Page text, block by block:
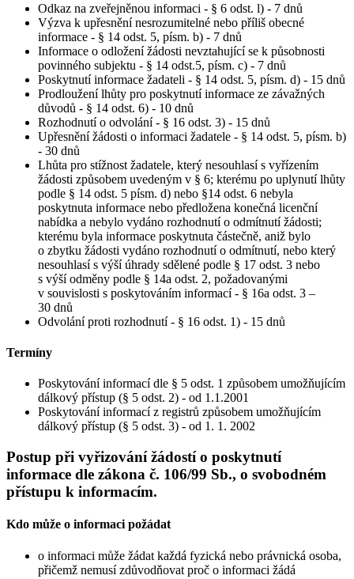
Odkaz na zveřejněnou informaci - § 6 odst. l) - 7 dnů
Výzva k upřesnění nesrozumitelné nebo příliš obecné
informace - § 14 odst. 5, písm. b) - 7 dnů
Informace o odložení žádosti nevztahující se k působnosti
povinného subjektu - § 14 odst.5, písm. c) - 7 dnů
Poskytnutí informace žadateli - § 14 odst. 5, písm. d) - 15 dnů
Prodloužení lhůty pro poskytnutí informace ze závažných
důvodů - § 14 odst. 6) - 10 dnů
Rozhodnutí o odvolání - § 16 odst. 3) - 15 dnů
Upřesnění žádosti o informaci žadatele - § 14 odst. 5, písm. b)
- 30 dnů
Lhůta pro stížnost žadatele, který nesouhlasí s vyřízením
žádosti způsobem uvedeným v § 6; kterému po uplynutí lhůty
podle § 14 odst. 5 písm. d) nebo §14 odst. 6 nebyla
poskytnuta informace nebo předložena konečná licenční
nabídka a nebylo vydáno rozhodnutí o odmítnutí žádosti;
kterému byla informace poskytnuta částečně, aniž bylo
o zbytku žádosti vydáno rozhodnutí o odmítnutí, nebo který
nesouhlasí s výší úhrady sdělené podle § 17 odst. 3 nebo
s výší odměny podle § 14a odst. 2, požadovanými
v souvislosti s poskytováním informací - § 16a odst. 3 –
30 dnů
Odvolání proti rozhodnutí - § 16 odst. 1) - 15 dnů
Termíny
Poskytování informací dle § 5 odst. 1 způsobem umožňujícím
dálkový přístup (§ 5 odst. 2) - od 1.1.2001
Poskytování informací z registrů způsobem umožňujícím
dálkový přístup (§ 5 odst. 3) - od 1. 1. 2002
Postup při vyřizování žádostí o poskytnutí
informace dle zákona č. 106/99 Sb., o svobodném
přístupu k informacím.
Kdo může o informaci požádat
o informaci může žádat každá fyzická nebo právnická osoba,
přičemž nemusí zdůvodňovat proč o informaci žádá